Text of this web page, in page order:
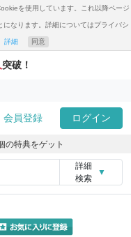
を使用しています。これ以降ページ
なります。詳細についてはプライバシ
詳細 同意
突破！
会員登録 ログイン
の特典をゲット
詳細
検索
▼